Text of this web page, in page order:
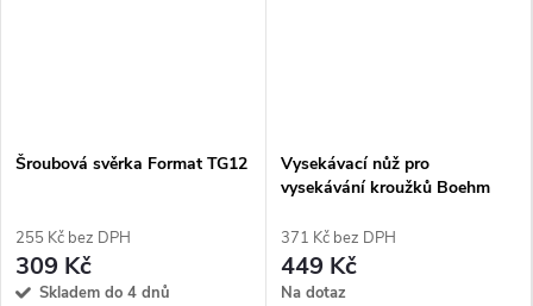
Šroubová svěrka Format TG12
255 Kč bez DPH
309 Kč
Skladem do 4 dnů
Vysekávací nůž pro
vysekávání kroužků Boehm
371 Kč bez DPH
449 Kč
Na dotaz